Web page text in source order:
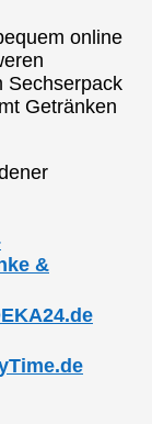
online
Sechserpack
Getränken
&